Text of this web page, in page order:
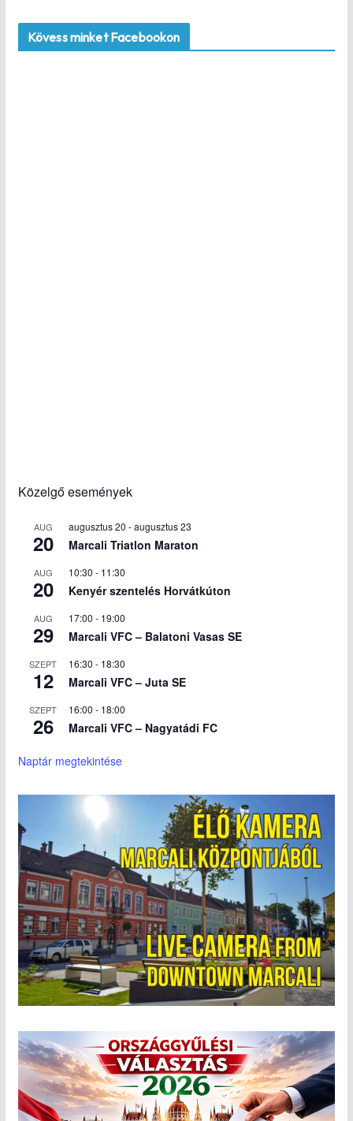
Kövess minket Facebookon
Közelgő események
AUG
20
augusztus 20 -augusztus 23
Marcali Triatlon Maraton
AUG
20
10:30 - 11:30
Kenyér szentelés Horvátkúton
AUG
29
17:00 - 19:00
Marcali VFC – Balatoni Vasas SE
SZEPT
12
16:30 - 18:30
Marcali VFC – Juta SE
SZEPT
26
16:00 - 18:00
Marcali VFC – Nagyatádi FC
Naptár megtekintése